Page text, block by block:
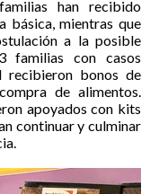
han recibido
básica, mientras que
a la posible
familias con casos
recibieron bonos de
de alimentos.
apoyados con kits
continuar y culminar